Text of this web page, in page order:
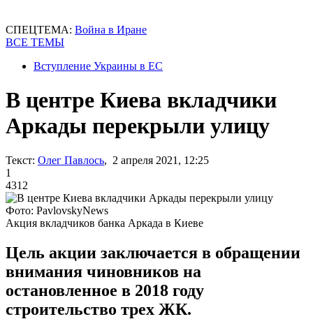
СПЕЦТЕМА: Война в Иране
ВСЕ ТЕМЫ
Вступление Украины в ЕС
В центре Киева вкладчики
Аркады перекрыли улицу
Текст: Олег Павлось, 2 апреля 2021, 12:25
1
4312
Фото: PavlovskyNews
Акция вкладчиков банка Аркада в Киеве
Цель акции заключается в обращении
внимания чиновников на
остановленное в 2018 году
строительство трех ЖК.